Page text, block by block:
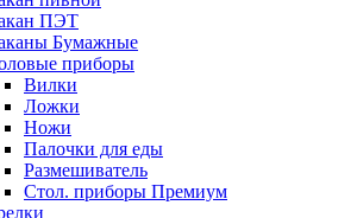
ПЭТ
Бумажные
приборы
Вилки
Ложки
Ножи
Палочки для еды
Размешиватель
Стол. приборы Премиум